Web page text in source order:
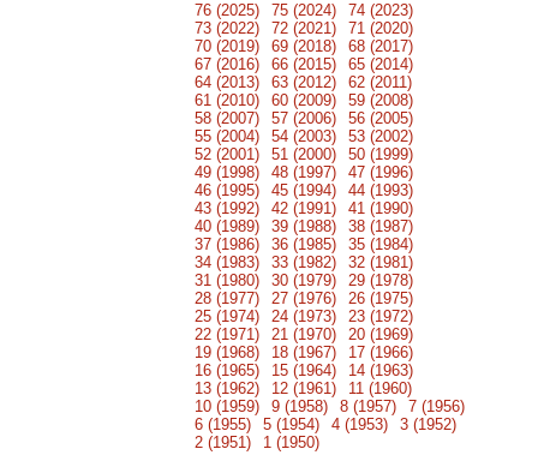
76 (2025) 75 (2024)
74 (2023)
73 (2022)
72 (2021)
71 (2020)
70 (2019)
69 (2018)
68 (2017)
67 (2016)
66 (2015)
65 (2014)
64 (2013)
63 (2012)
62 (2011)
61 (2010)
60 (2009)
59 (2008)
58 (2007)
57 (2006)
56 (2005)
55 (2004)
54 (2003)
53 (2002)
52 (2001)
51 (2000)
50 (1999)
49 (1998)
48 (1997)
47 (1996)
46 (1995)
45 (1994)
44 (1993)
43 (1992)
42 (1991)
41 (1990)
40 (1989)
39 (1988)
38 (1987)
37 (1986)
36 (1985)
35 (1984)
34 (1983)
33 (1982)
32 (1981)
31 (1980)
30 (1979)
29 (1978)
28 (1977)
27 (1976)
26 (1975)
25 (1974)
24 (1973)
23 (1972)
22 (1971)
21 (1970)
20 (1969)
19 (1968)
18 (1967)
17 (1966)
16 (1965)
15 (1964)
14 (1963)
13 (1962)
12 (1961)
11 (1960)
10 (1959)
9 (1958) 8 (1957)
7 (1956)
6 (1955)
5 (1954) 4 (1953)
3 (1952)
2 (1951)
1 (1950)